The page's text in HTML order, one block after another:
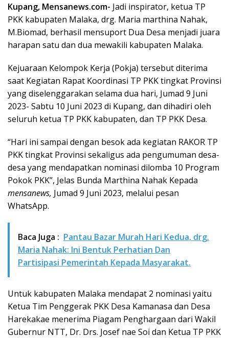
Kupang, Mensanews.com- Jadi inspirator, ketua TP
PKK kabupaten Malaka, drg. Maria marthina Nahak,
M.Biomad, berhasil mensuport Dua Desa menjadi juara
harapan satu dan dua mewakili kabupaten Malaka.
Kejuaraan Kelompok Kerja (Pokja) tersebut diterima
saat Kegiatan Rapat Koordinasi TP PKK tingkat Provinsi
yang diselenggarakan selama dua hari, Jumad 9 Juni
2023- Sabtu 10 Juni 2023 di Kupang, dan dihadiri oleh
seluruh ketua TP PKK kabupaten, dan TP PKK Desa.
“Hari ini sampai dengan besok ada kegiatan RAKOR TP
PKK tingkat Provinsi sekaligus ada pengumuman desa-
desa yang mendapatkan nominasi dilomba 10 Program
Pokok PKK”, Jelas Bunda Marthina Nahak Kepada
mensanews, Jumad 9 Juni 2023, melalui pesan
WhatsApp.
Baca Juga : Pantau Bazar Murah Hari Kedua, drg.
Maria Nahak: Ini Bentuk Perhatian Dan
Partisipasi Pemerintah Kepada Masyarakat.
Untuk kabupaten Malaka mendapat 2 nominasi yaitu
Ketua Tim Penggerak PKK Desa Kamanasa dan Desa
Harekakae menerima Piagam Penghargaan dari Wakil
Gubernur NTT, Dr. Drs. Josef nae Soi dan Ketua TP PKK